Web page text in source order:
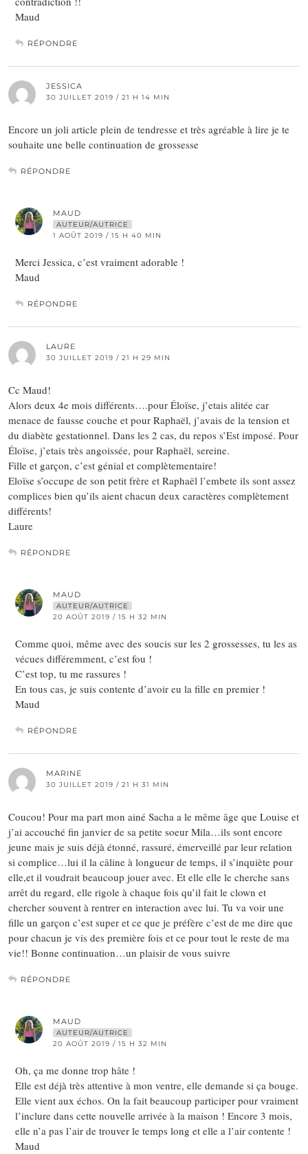
Maud
RÉPONDRE
JESSICA
30 JUILLET 2019 / 21 H 14 MIN
Encore un joli article plein de tendresse et très agréable à lire je te
souhaite une belle continuation de grossesse
RÉPONDRE
MAUD
AUTEUR/AUTRICE
1 AOÛT 2019 / 15 H 40 MIN
Merci Jessica, c’est vraiment adorable !
Maud
RÉPONDRE
LAURE
30 JUILLET 2019 / 21 H 29 MIN
Cc Maud!
Alors deux 4e mois différents….pour Éloïse, j’etais alitée car
menace de fausse couche et pour Raphaël, j’avais de la tension et
du diabète gestationnel. Dans les 2 cas, du repos s’Est imposé. Pour
Éloïse, j’etais très angoissée, pour Raphaël, sereine.
Fille et garçon, c’est génial et complètementaire!
Eloïse s’occupe de son petit frère et Raphaël l’embete ils sont assez
complices bien qu’ils aient chacun deux caractères complètement
différents!
Laure
RÉPONDRE
MAUD
AUTEUR/AUTRICE
20 AOÛT 2019 / 15 H 32 MIN
Comme quoi, même avec des soucis sur les 2 grossesses, tu les as
vécues différemment, c’est fou !
C’est top, tu me rassures !
En tous cas, je suis contente d’avoir eu la fille en premier !
Maud
RÉPONDRE
MARINE
30 JUILLET 2019 / 21 H 31 MIN
Coucou! Pour ma part mon ainé Sacha a le même âge que Louise et
j’ai accouché fin janvier de sa petite soeur Mila…ils sont encore
jeune mais je suis déjà étonné, rassuré, émerveillé par leur relation
si complice…lui il la câline à longueur de temps, il s’inquiète pour
elle,et il voudrait beaucoup jouer avec. Et elle elle le cherche sans
arrêt du regard, elle rigole à chaque fois qu’il fait le clown et
chercher souvent à rentrer en interaction avec lui. Tu va voir une
fille un garçon c’est super et ce que je préfère c’est de me dire que
pour chacun je vis des première fois et ce pour tout le reste de ma
vie!! Bonne continuation…un plaisir de vous suivre
RÉPONDRE
MAUD
AUTEUR/AUTRICE
20 AOÛT 2019 / 15 H 32 MIN
Oh, ça me donne trop hâte !
Elle est déjà très attentive à mon ventre, elle demande si ça bouge.
Elle vient aux échos. On la fait beaucoup participer pour vraiment
l’inclure dans cette nouvelle arrivée à la maison ! Encore 3 mois,
elle n’a pas l’air de trouver le temps long et elle a l’air contente !
Maud